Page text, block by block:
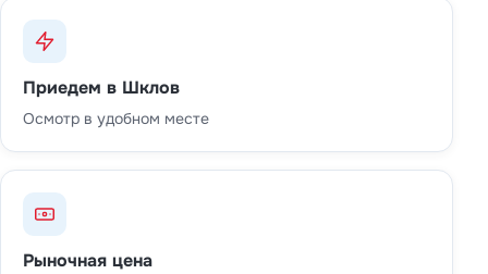
Приедем в Шклов
Осмотр в удобном месте
Рыночная цена